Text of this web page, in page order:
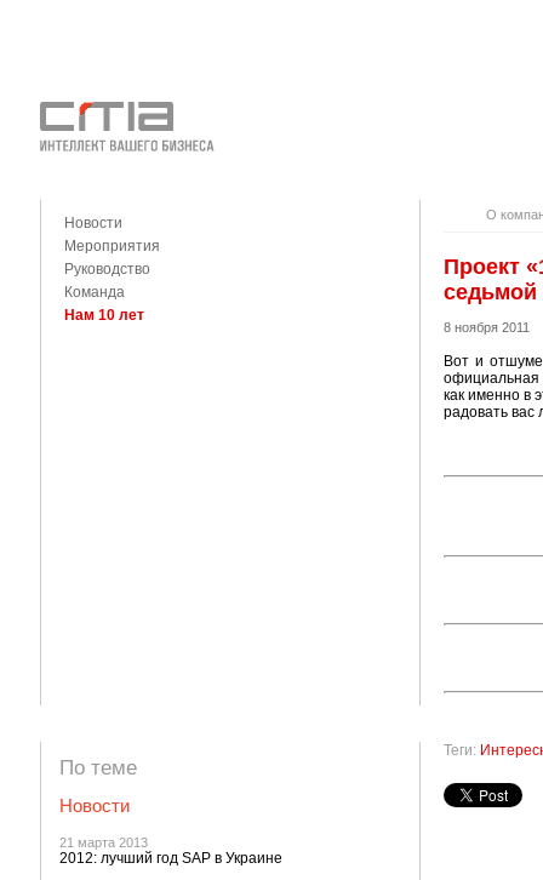
Новости
Мероприятия
Руководство
Команда
Нам 10 лет
По теме
Новости
21 марта 2013
2012: лучший год SAP в Украине
О
Проект
седьмой
8 ноября 2011
Вот и
официальная
как именно в
радовать вас
Теги: